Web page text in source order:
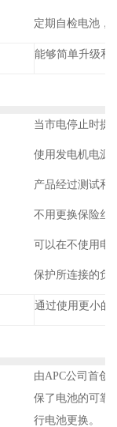
定期自检电池，
能够简单升级和
当市电停止时提
使用发电机电源
产品经过测试和
不用更换保险丝
可以在不使用电
保护所连接的负
通过使用更小的
由APC公司首创
保了电池的可靠
行电池更换。